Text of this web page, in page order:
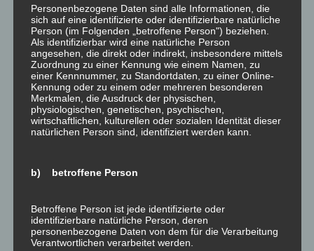
Holzheizungen sind eineumweltfreundliche
Alternativezu fossilen Brennstoffen wie Öl und Gas.
Wenn Holz verbrannt wird, setzt es Kohlendioxid frei,
aber dieses Kohlendioxid wird von den Bäumen
aufgenommen, die das Holz produziert haben.
Kohlenstoffkreislauf
bewirtschafteten Wäldern stammt.
Es ist jedoch wichtig zu beachten, dass nur
Personenbezogene Daten sind alle Informationen, die
sich auf eine identifizierte oder identifizierbare natürliche
Person (im Folgenden „betroffene Person") beziehen.
Als identifizierbar wird eine natürliche Person
angesehen, die direkt oder indirekt, insbesondere mittels
Zuordnung zu einer Kennung wie einem Namen, zu
einer Kennnummer, zu Standortdaten, zu einer Online-
Kennung oder zu einem oder mehreren besonderen
Merkmalen, die Ausdruck der physischen,
physiologischen, genetischen, psychischen,
wirtschaftlichen, kulturellen oder sozialen Identität dieser
natürlichen Person sind, identifiziert werden kann.
b) betroffene Person
Betroffene Person ist jede identifizierte oder
identifizierbare natürliche Person, deren
personenbezogene Daten von dem für die Verarbeitung
Verantwortlichen verarbeitet werden.